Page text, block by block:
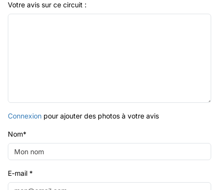
Votre avis sur ce circuit :
Connexion pour ajouter des photos à votre avis
Nom*
E-mail *